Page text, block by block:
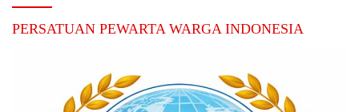
PERSATUAN PEWARTA WARGA INDONESIA